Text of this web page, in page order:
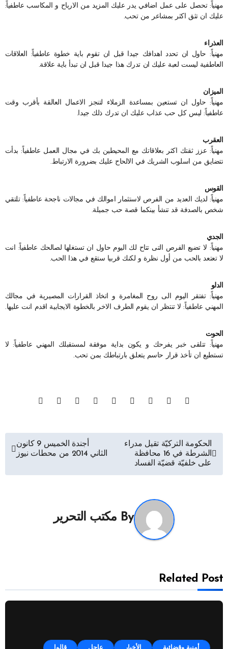
مهنياً: تحصل على عمل اضافي يدر عليك المزيد من الارباح و المكاسب عاطفياً:
عليك ان تثق اكثر بمشاعر من تحب.
العذراء
مهنياً: حاول ان تحدد اهدافك جيدا قبل ان تقوم باية خطوة عاطفياً: العلاقات
العاطفية ليست لعبة عليك ان تدرك هذا جيدا قبل ان تبدأ باية علاقة.
الميزان
مهنياً: حاول ان تستعين بمساعدة الزملاء لتنجز الاعمال العالقة بأقرب وقت
عاطفياً: ليس كل حب عذاب عليك ان تدرك ذلك جيدا.
العقرب
مهنياً: عزز ثقتك اكثر بعلاقاتك مع المحيطين بك في مجال العمل عاطفياً: بدأت
تتضايق من اسلوب الشريك في الالحاح عليك بضرورة الارتباط.
القوس
مهنياً: لديك العديد من الفرص لاستثمار اموالك في مجالات ناجحة عاطفياً: تلتقي
شخص بالصدفة قد تنشأ بينكما قصة حب جميلة.
الجدي
مهنياً: لا تضيع الفرص التى تتاح لك اليوم حاول ان تستغلها لصالحك عاطفياً: انت
لا تعتعد بالحب من أول نظرة و لكنك قربيا ستقع في هذا الحب.
الدلو
مهنياً: تفتقر اليوم الى روح المغامرة و اتخاذ القرارات المصيرية في مجالك
المهني عاطفياً: لا تنتظر ان يقوم الطرف الاخر بالخطوة الايجابية اقدم انت عليها.
الحوت
مهنياً: تتلقى خبر يفرحك و يكون بداية موفقة لمستقبلك المهني عاطفياً: لا
تستطيع ان تأخذ قرار حاسم يتعلق بارتباطك بمن تحب.
تصفّح
المقالات
الحكومة التركيّة تقيل مدراء
الشرطة في 16 محافظة
على خلفيّة قضيّة الفساد
أجندة الخميس 9 كانون
الثاني 2014 من محطات نيوز
By مكتب التحرير
Related Post
أمنية وقضائية الأخبار عاجل قالوا